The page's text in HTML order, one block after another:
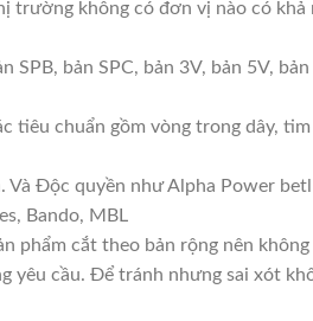
trường không có đơn vị nào có
SPB, bản SPC, bản 3V, bản 5V,
chuẩn gồm vòng trong dây,
Và Độc quyền như Alpha Power
Bando, MBL
phẩm cắt theo bản rộng nên
yêu cầu. Để tránh nhưng sai xót